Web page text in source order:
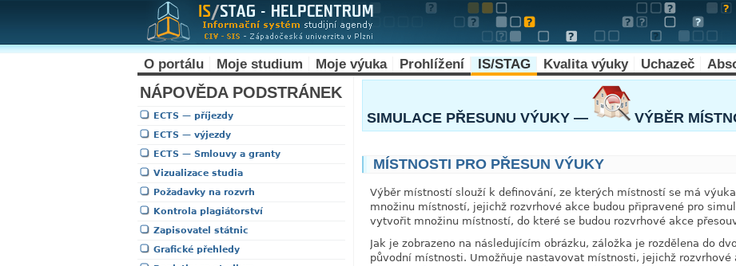
O portálu Moje studium Moje výuka Prohlížení IS/STAG Kvalita výuky Uchazeč
NÁPOVĚDA PODSTRÁNEK
ECTS — příjezdy
ECTS — výjezdy
ECTS — Smlouvy a granty
Vizualizace studia
Požadavky na rozvrh
Kontrola plagiátorství
Zapisovatel státnic
Grafické přehledy
SIMULACE PŘESUNU VÝUKY — VÝBĚR
MÍSTNOSTI PRO PŘESUN VÝUKY
Výběr místností slouží k definování, ze kterých místností se má
množinu místností, jejichž rozvrhové akce budou připravené pro
vytvořit množinu místností, do které se budou rozvrhové akce
Jak je zobrazeno na následujícím obrázku, záložka je rozdělena do
původní místnosti. Umožňuje nastavovat místnosti, jejichž rozvrhové